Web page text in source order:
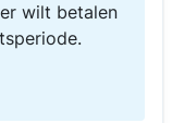
wilt betalen